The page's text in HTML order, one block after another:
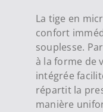
La tige en
confort
souplesse.
à la forme de
intégrée
répartit la
manière